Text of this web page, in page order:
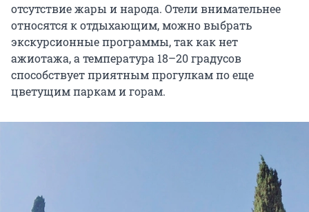
отсутствие жары и народа. Отели внимательнее
относятся к отдыхающим, можно выбрать
экскурсионные программы, так как нет
ажиотажа, а температура 18–20 градусов
способствует приятным прогулкам по еще
цветущим паркам и горам.